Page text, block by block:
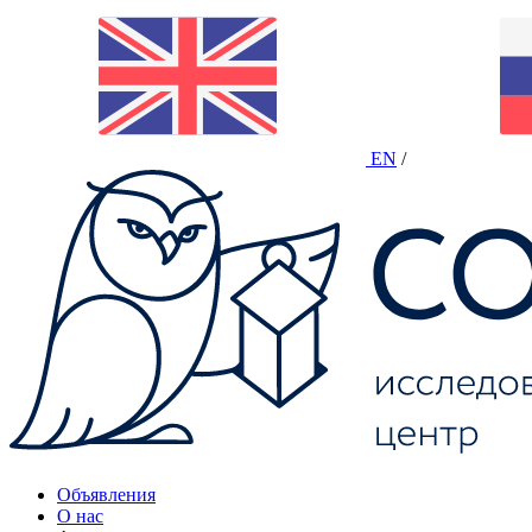
EN /
Объявления
О нас